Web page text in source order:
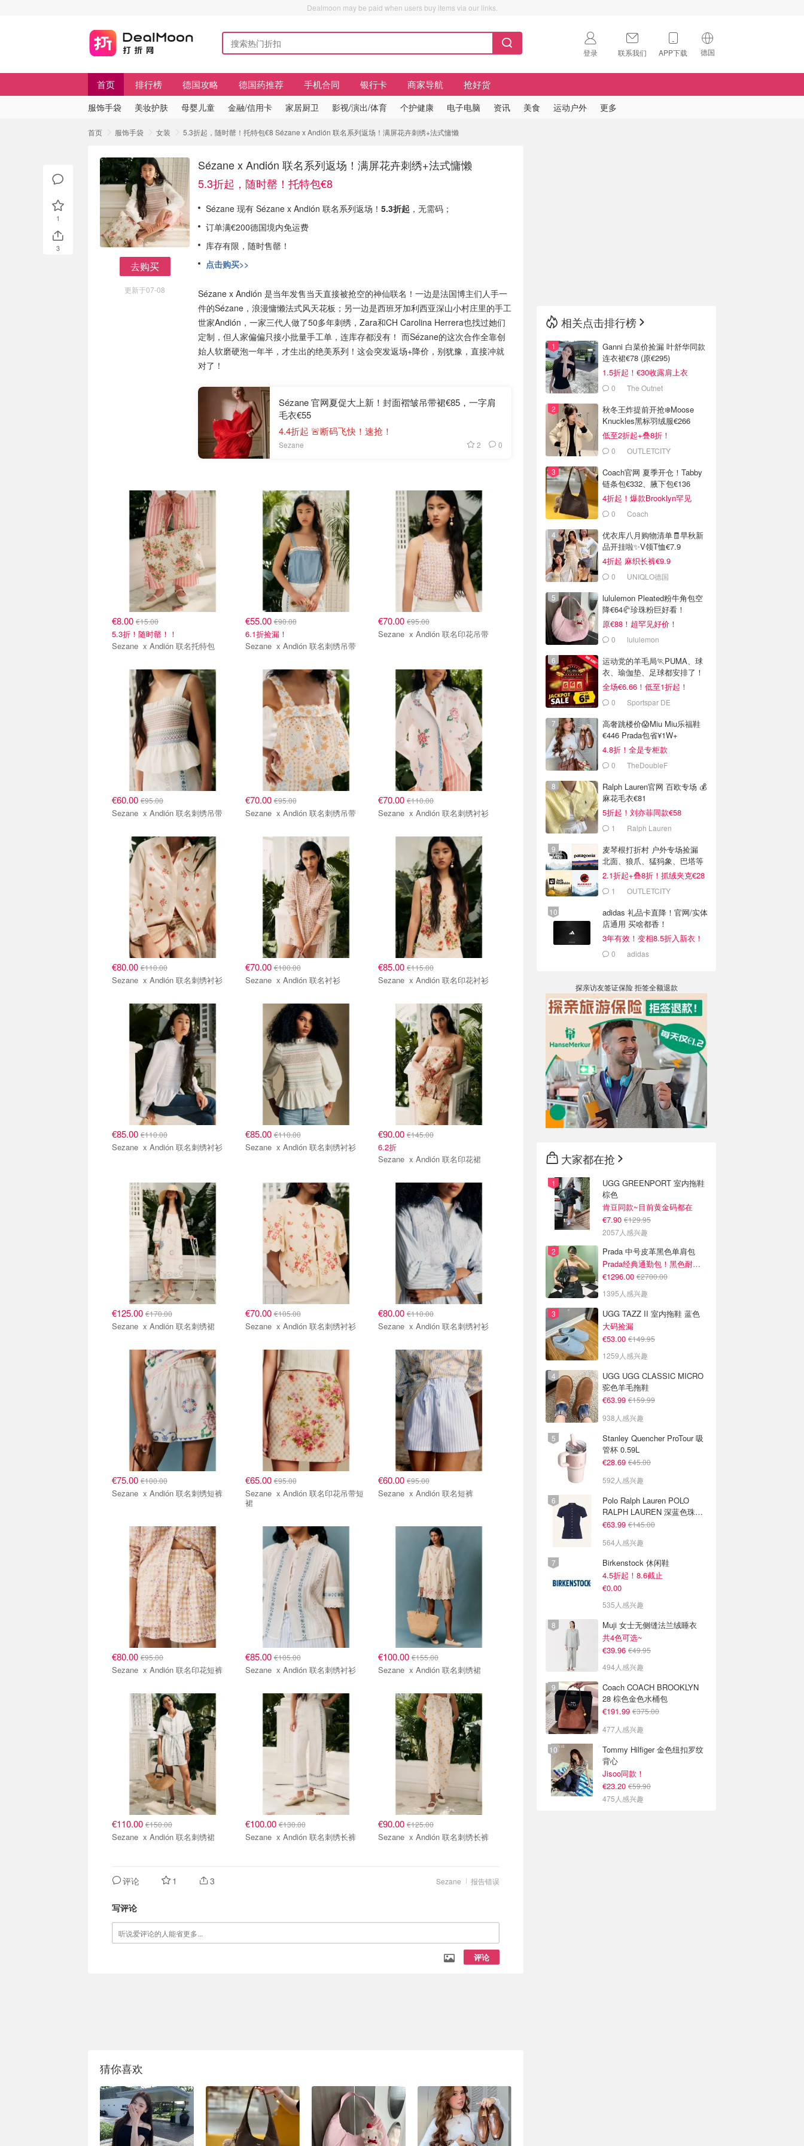
Dealmoon may be paid when users buy items via our links.
登录 联系我们 APP下载 德国
🇺🇸
首页 排行榜 德国攻略 德国药推荐 手机合同 银行卡 商家导航 抢好货
服饰手袋 美妆护肤 母婴儿童 金融/信用卡 家居厨卫 影视/演出/体育 个护健康 电子电脑 资讯 美食 运动户外 更多
首页 服饰手袋 女装 5.3折起，随时罄！托特包€8 Sézane x Andión 联名系列返场！满屏花卉刺绣+法式慵懒
去购买
更新于07-08
Sézane x Andión 联名系列返场！满屏花卉刺绣+法式慵懒
5.3折起，随时罄！托特包€8
Sézane 现有 Sézane x Andión 联名系列返场！ 5.3折起 ，无需码；
订单满€200德国境内免运费
库存有限，随时售罄！
点击购买>>
Sézane x Andión 是当年发售当天直接被抢空的神仙联名！一边是法国博主们人手一
件的Sézane，浪漫慵懒法式风天花板；另一边是西班牙加利西亚深山小村庄里的手工
世家Andión，一家三代人做了50多年刺绣，Zara和CH Carolina Herrera也找过她们
定制，但人家偏偏只接小批量手工单，连库存都没有！ 而Sézane的这次合作全靠创
始人软磨硬泡一年半，才生出的绝美系列！这会突发返场+降价，别犹豫，直接冲就
对了！
Sézane 官网夏促大上新！封面褶皱吊带裙€85，一字肩
毛衣€55
4.4折起 🚨断码飞快！速抢！
Sezane 2 0
€8.00 €15.00
5.3折！随时罄！！
Sezane x Andión 联名托特包
€55.00€90.00
6.1折捡漏！
Sezane x Andión 联名刺绣吊带
€70.00 €95.00
Sezane x Andión 联名印花吊带
€60.00 €95.00
Sezane x Andión 联名刺绣吊带
€70.00€95.00
Sezane x Andión 联名刺绣吊带
€70.00 €110.00
Sezane x Andión 联名刺绣衬衫
€80.00 €110.00
Sezane x Andión 联名刺绣衬衫
€70.00€100.00
Sezane x Andión 联名衬衫
€85.00 €115.00
Sezane x Andión 联名印花衬衫
€85.00 €110.00
Sezane x Andión 联名刺绣衬衫
€85.00€110.00
Sezane x Andión 联名刺绣衬衫
€90.00 €145.00
6.2折
Sezane x Andión 联名印花裙
€125.00 €170.00
Sezane x Andión 联名刺绣裙
€70.00€105.00
Sezane x Andión 联名刺绣衬衫
€80.00 €110.00
Sezane x Andión 联名刺绣衬衫
€75.00 €100.00
Sezane x Andión 联名刺绣短裤
€65.00€95.00
Sezane x Andión 联名印花吊带短
裙
€60.00 €95.00
Sezane x Andión 联名短裤
€80.00 €95.00
Sezane x Andión 联名印花短裤
€85.00€105.00
Sezane x Andión 联名刺绣衬衫
€100.00 €155.00
Sezane x Andión 联名刺绣裙
€110.00 €150.00
Sezane x Andión 联名刺绣裙
€100.00€130.00
Sezane x Andión 联名刺绣长裤
€90.00 €125.00
Sezane x Andión 联名刺绣长裤
报告错误
Sezane
评论 1 3
写评论
评论
猜你喜欢
1
3
相关点击排行榜
Ganni 白菜价捡漏 叶舒华同款
连衣裙€78 (原€295)
1.5折起！€30收露肩上衣
0 The Outnet
秋冬王炸提前开抢❄️Moose
Knuckles黑标羽绒服€266
低至2折起+叠8折！
0
OUTLETCITY
Coach官网 夏季开仓！Tabby
链条包€332、腋下包€136
4折起！爆款Brooklyn罕见
€1920 Coach
优衣库八月购物清单🧾早秋新
品开挂啦✨V领T恤€7.9
4折起 麻织长裤€9.9
0 UNIQLO德国
lululemon Pleated粉牛角包空
降€64🥐珍珠粉巨好看！
原€88！超罕见好价！
0 lululemon
运动党的羊毛局🏃PUMA、球
衣、瑜伽垫、足球都安排了！
全场€6.66！低至1折起！
0 Sportspar DE
高奢跳楼价😱Miu Miu乐福鞋
€446 Prada包省¥1W+
4.8折！全是专柜款
0 TheDoubleF
Ralph Lauren官网 百欧专场 💰
麻花毛衣€81
5折起！刘亦菲同款€58
1 Ralph Lauren
麦琴根打折村 户外专场捡漏
北面、狼爪、猛犸象、巴塔等
2.1折起+叠8折！抓绒夹克€28
1
OUTLETCITY
adidas 礼品卡直降！官网/实体
店通用 买啥都香！
3年有效！变相8.5折入新衣！
0 adidas
探亲访友签证保险 拒签全额退款
大家都在抢
UGG GREENPORT 室内拖鞋
棕色
肯豆同款~目前黄金码都在
€7.90 €129.95
2057人感兴趣
Prada 中号皮革黑色单肩包
Prada经典通勤包！黑色耐看又百搭
€1296.00 €2700.00
1395人感兴趣
UGG TAZZ II 室内拖鞋 蓝色
大码捡漏
€53.00 €149.95
1259人感兴趣
UGG UGG CLASSIC MICRO
驼色羊毛拖鞋
€63.99 €159.99
938人感兴趣
Stanley Quencher ProTour 吸
管杯 0.59L
€28.69 €45.00
592人感兴趣
Polo Ralph Lauren POLO
RALPH LAUREN 深蓝色珠地
布 Polo衫
€63.99 €145.00
564人感兴趣
Birkenstock 休闲鞋
4.5折起！8.6截止
€0.00
535人感兴趣
Muji 女士无侧缝法兰绒睡衣
共4色可选~
€39.96 €49.95
494人感兴趣
Coach COACH BROOKLYN
28 棕色金色水桶包
€191.99 €375.00
477人感兴趣
Tommy Hilfiger 金色纽扣罗纹
背心
Jisoo同款！
€23.20 €59.90
475人感兴趣